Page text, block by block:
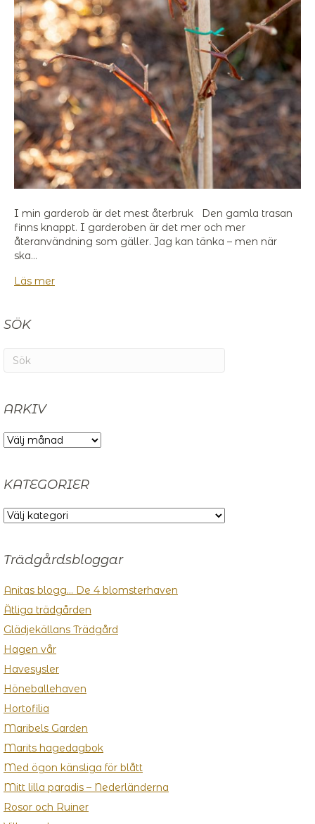
I min garderob är det mest återbruk Den gamla trasan
finns knappt. I garderoben är det mer och mer
återanvändning som gäller. Jag kan tänka – men när
ska…
Läs mer
SÖK
ARKIV
ARKIV
KATEGORIER
KATEGORIER
Trädgårdsbloggar
Anitas blogg… De 4 blomsterhaven
Ätliga trädgården
Glädjekällans Trädgård
Hagen vår
Havesysler
Höneballehaven
Hortofilia
Maribels Garden
Marits hagedagbok
Med ögon känsliga för blått
Mitt lilla paradis – Nederländerna
Rosor och Ruiner